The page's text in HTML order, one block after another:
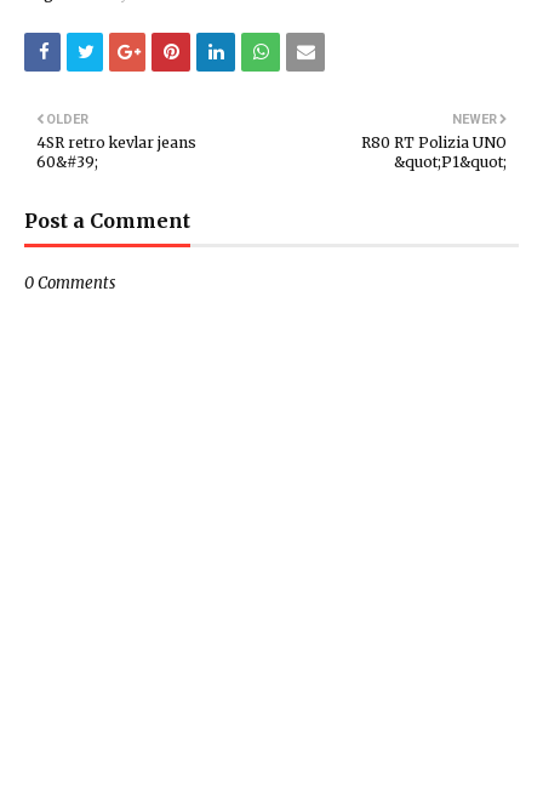
NEWER
R80 RT Polizia UNO
&quot;P1&quot;
OLDER
4SR retro kevlar jeans
60&#39;
Post a Comment
0 Comments